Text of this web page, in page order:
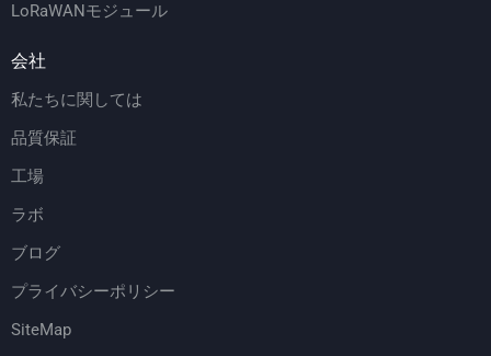
LoRaWANモジュール
会社
私たちに関しては
品質保証
工場
ラボ
ブログ
プライバシーポリシー
SiteMap